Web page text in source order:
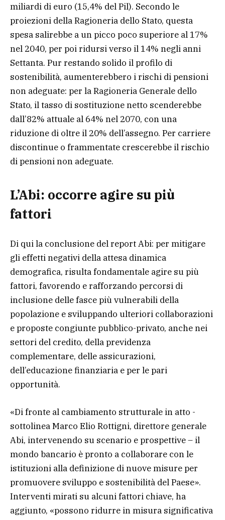
miliardi di euro (15,4% del Pil). Secondo le
proiezioni della Ragioneria dello Stato, questa
spesa salirebbe a un picco poco superiore al 17%
nel 2040, per poi ridursi verso il 14% negli anni
Settanta. Pur restando solido il profilo di
sostenibilità, aumenterebbero i rischi di pensioni
non adeguate: per la Ragioneria Generale dello
Stato, il tasso di sostituzione netto scenderebbe
dall’82% attuale al 64% nel 2070, con una
riduzione di oltre il 20% dell’assegno. Per carriere
discontinue o frammentate crescerebbe il rischio
di pensioni non adeguate.
L’Abi: occorre agire su più
fattori
Di qui la conclusione del report Abi: per mitigare
gli effetti negativi della attesa dinamica
demografica, risulta fondamentale agire su più
fattori, favorendo e rafforzando percorsi di
inclusione delle fasce più vulnerabili della
popolazione e sviluppando ulteriori collaborazioni
e proposte congiunte pubblico-privato, anche nei
settori del credito, della previdenza
complementare, delle assicurazioni,
dell’educazione finanziaria e per le pari
opportunità.
«Di fronte al cambiamento strutturale in atto -
sottolinea Marco Elio Rottigni, direttore generale
Abi, intervenendo su scenario e prospettive – il
mondo bancario è pronto a collaborare con le
istituzioni alla definizione di nuove misure per
promuovere sviluppo e sostenibilità del Paese».
Interventi mirati su alcuni fattori chiave, ha
aggiunto, «possono ridurre in misura significativa